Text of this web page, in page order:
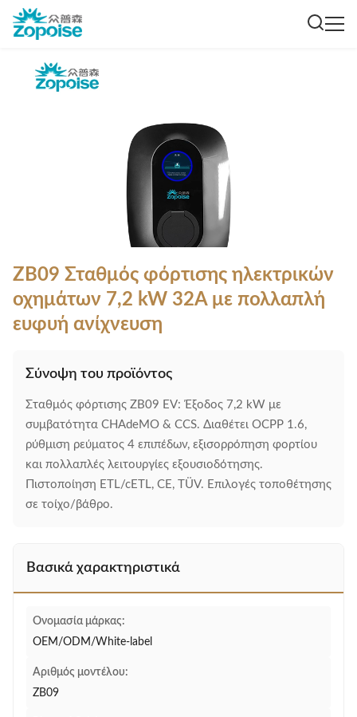
ZB09 Σταθμός φόρτισης ηλεκτρικών
οχημάτων 7,2 kW 32A με πολλαπλή
ευφυή ανίχνευση
Σύνοψη του προϊόντος
Σταθμός φόρτισης ZB09 EV: Έξοδος 7,2 kW με
συμβατότητα CHAdeMO & CCS. Διαθέτει OCPP 1.6,
ρύθμιση ρεύματος 4 επιπέδων, εξισορρόπηση φορτίου
και πολλαπλές λειτουργίες εξουσιοδότησης.
Πιστοποίηση ETL/cETL, CE, TÜV. Επιλογές τοποθέτησης
σε τοίχο/βάθρο.
Βασικά χαρακτηριστικά
Ονομασία μάρκας:
OEM/ODM/White-label
Αριθμός μοντέλου:
ZB09